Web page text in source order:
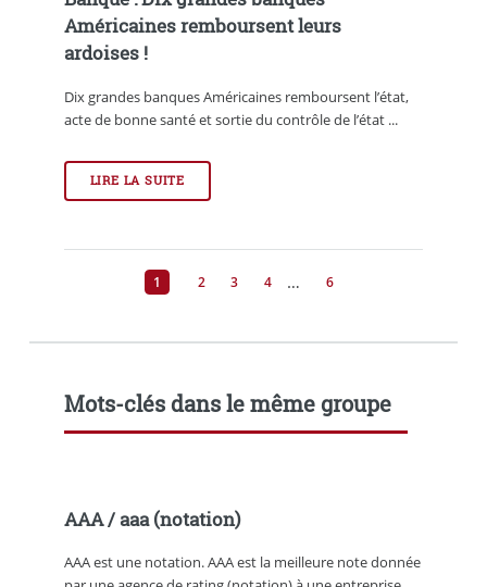
Américaines remboursent leurs
ardoises !
Dix grandes banques Américaines remboursent l’état,
acte de bonne santé et sortie du contrôle de l’état ...
LIRE LA SUITE
1 2 3 4 … 6
Mots-clés dans le même groupe
AAA / aaa (notation)
AAA est une notation. AAA est la meilleure note donnée